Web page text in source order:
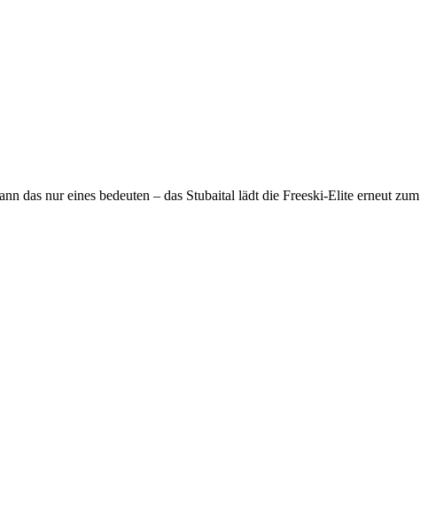
das nur eines bedeuten – das Stubaital lädt die Freeski-Elite erneut zum